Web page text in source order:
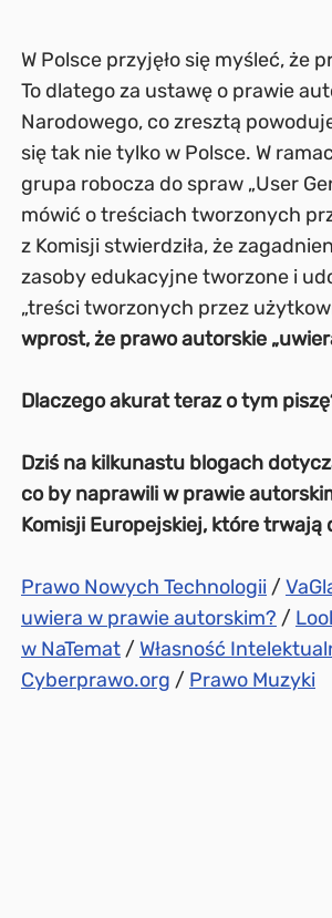
W Polsce przyjęło się myśleć, że
To dlatego za ustawę o prawie
Narodowego, co zresztą
się tak nie tylko w Polsce. W
grupa robocza do spraw „User
mówić o treściach tworzonych
z Komisji stwierdziła, że
zasoby edukacyjne tworzone i
„treści tworzonych przez
wprost, że prawo autorskie
Dlaczego akurat teraz o tym
Dziś na kilkunastu blogach
co by naprawili w prawie
Komisji Europejskiej, które trwają
Prawo Nowych Technologii /
uwiera w prawie autorskim? /
w NaTemat / Własność
Cyberprawo.org / Prawo Muzyki